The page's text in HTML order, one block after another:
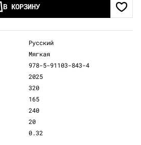
В КОРЗИНУ
Русский
Мягкая
978-5-91103-843-4
2025
320
165
240
20
0.32